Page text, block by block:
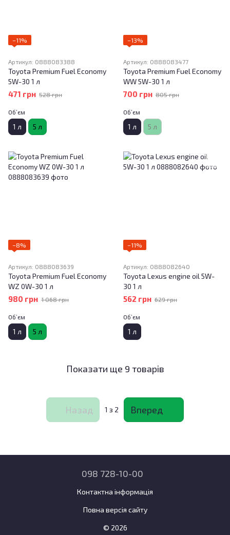
−11%
Артикул: 0888083388
Toyota Premium Fuel Economy
5W-30 1 л
471 грн 528 грн
Об’єм
1 л 5 л
−13%
Артикул: 0888083477
Toyota Premium Fuel Economy
WW 5W-30 1 л
700 грн 805 грн
Об’єм
1 л 5 л
−8%
Артикул: 0888083639
Toyota Premium Fuel Economy
WZ 0W-30 1 л
980 грн 1 068 грн
Об’єм
1 л 5 л
−11%
Артикул: 0888082640
Toyota Lexus engine oil 5W-
30 1 л
562 грн 629 грн
Об’єм
1 л
Показати ще 9 товарів
Назад 1 з 2 Вперед
098 728-10-00
Контактна інформація
Повна версія сайту
© 2026